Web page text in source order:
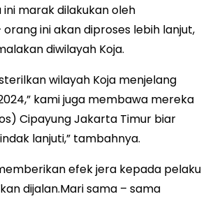
marak dilakukan oleh
ini akan diproses lebih lanjut,
diwilayah Koja.
wilayah Koja menjelang
kami juga membawa mereka
Cipayung Jakarta Timur biar
lanjuti,” tambahnya.
efek jera kepada pelaku
dijalan.Mari sama – sama